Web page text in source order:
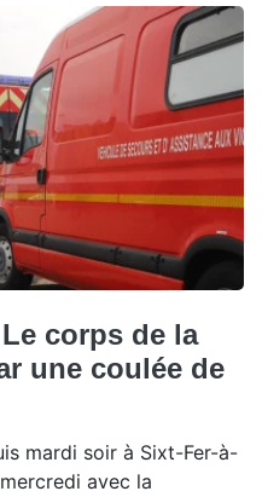
corps de la
une coulée de
mardi soir à Sixt-Fer-à-
avec la